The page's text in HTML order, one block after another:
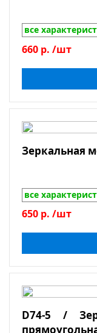
все
660 р. /шт
Зеркальная
все
650 р. /шт
D74-5 /